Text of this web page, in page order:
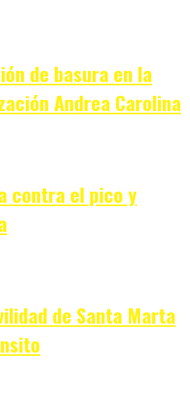
de basura en la
Andrea Carolina
contra el pico y
de Santa Marta